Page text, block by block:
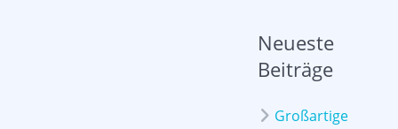
Neueste
Beiträge
Großartige